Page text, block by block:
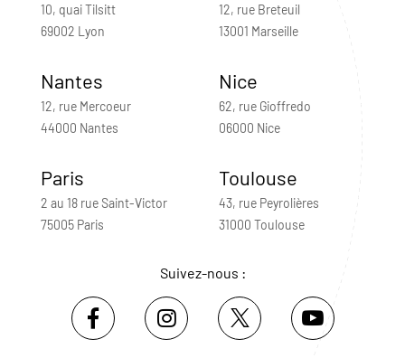
10, quai Tilsitt
69002 Lyon
12, rue Breteuil
13001 Marseille
Nantes
12, rue Mercoeur
44000 Nantes
Nice
62, rue Gioffredo
06000 Nice
Paris
2 au 18 rue Saint-Victor
75005 Paris
Toulouse
43, rue Peyrolières
31000 Toulouse
Suivez-nous :